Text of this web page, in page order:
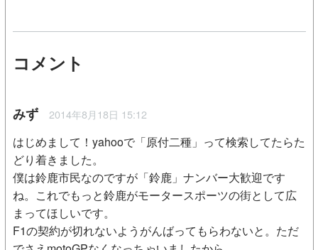
コメント
みず 2014年8月18日 15:12
はじめまして！yahooで「原付二種」って検索してたらた
どり着きました。
僕は鈴鹿市民なのですが「鈴鹿」ナンバー大歓迎です
ね。これでもっと鈴鹿がモータースポーツの街として広
まってほしいです。
F1の契約が切れないようがんばってもらわないと。ただ